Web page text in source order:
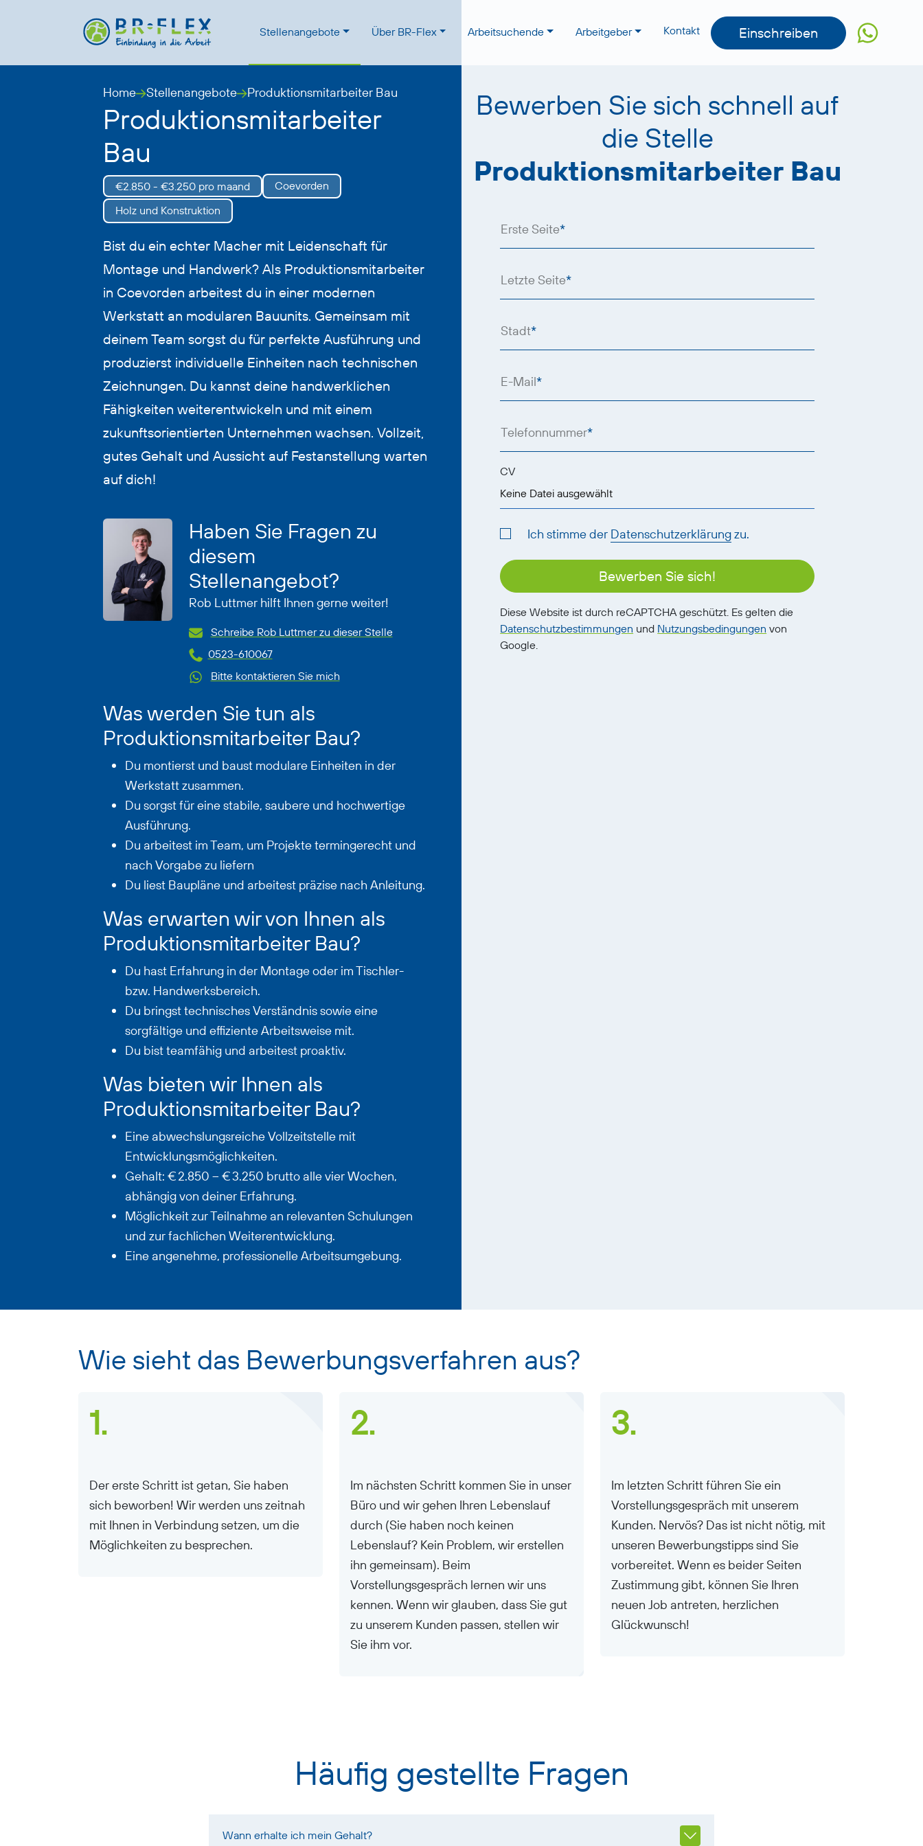
Stellenangebote Über BR-Flex Arbeitsuchende Arbeitgeber Kontakt Einschreiben
Home Stellenangebote Produktionsmitarbeiter Bau
Produktionsmitarbeiter
Bau
€2.850 - €3.250 pro maand
Coevorden
Holz und Konstruktion
Bist du ein echter Macher mit Leidenschaft für
Montage und Handwerk? Als Produktionsmitarbeiter
in Coevorden arbeitest du in einer modernen
Werkstatt an modularen Bauunits. Gemeinsam mit
deinem Team sorgst du für perfekte Ausführung und
produzierst individuelle Einheiten nach technischen
Zeichnungen. Du kannst deine handwerklichen
Fähigkeiten weiterentwickeln und mit einem
zukunftsorientierten Unternehmen wachsen. Vollzeit,
gutes Gehalt und Aussicht auf Festanstellung warten
auf dich!
Haben Sie Fragen zu
diesem
Stellenangebot?
Rob Luttmer hilft Ihnen gerne weiter!
Schreibe Rob Luttmer zu dieser Stelle
0523-610067
Bitte kontaktieren Sie mich
Was werden Sie tun als
Produktionsmitarbeiter Bau?
Du montierst und baust modulare Einheiten in der
Werkstatt zusammen.
Du sorgst für eine stabile, saubere und hochwertige
Ausführung.
Du arbeitest im Team, um Projekte termingerecht und
nach Vorgabe zu liefern
Du liest Baupläne und arbeitest präzise nach Anleitung.
Was erwarten wir von Ihnen als
Produktionsmitarbeiter Bau?
Du hast Erfahrung in der Montage oder im Tischler-
bzw. Handwerksbereich.
Du bringst technisches Verständnis sowie eine
sorgfältige und effiziente Arbeitsweise mit.
Du bist teamfähig und arbeitest proaktiv.
Was bieten wir Ihnen als
Produktionsmitarbeiter Bau?
Eine abwechslungsreiche Vollzeitstelle mit
Entwicklungsmöglichkeiten.
Gehalt: € 2.850 – € 3.250 brutto alle vier Wochen,
abhängig von deiner Erfahrung.
Möglichkeit zur Teilnahme an relevanten Schulungen
und zur fachlichen Weiterentwicklung.
Eine angenehme, professionelle Arbeitsumgebung.
Bewerben Sie sich schnell auf
die Stelle
Produktionsmitarbeiter Bau
Erste Seite*
Letzte Seite*
Stadt*
E-Mail*
Telefonnummer*
CV
Keine Datei ausgewählt
Ich stimme der Datenschutzerklärungzu.
Bewerben Sie sich!
Diese Website ist durch reCAPTCHA geschützt. Es gelten die
Datenschutzbestimmungen und Nutzungsbedingungen von
Google.
Wie sieht das Bewerbungsverfahren aus?
1.
Der erste Schritt ist getan, Sie haben
sich beworben! Wir werden uns zeitnah
mit Ihnen in Verbindung setzen, um die
Möglichkeiten zu besprechen.
2.
Im nächsten Schritt kommen Sie in unser
Büro und wir gehen Ihren Lebenslauf
durch (Sie haben noch keinen
Lebenslauf? Kein Problem, wir erstellen
ihn gemeinsam). Beim
Vorstellungsgespräch lernen wir uns
kennen. Wenn wir glauben, dass Sie gut
zu unserem Kunden passen, stellen wir
Sie ihm vor.
3.
Im letzten Schritt führen Sie ein
Vorstellungsgespräch mit unserem
Kunden. Nervös? Das ist nicht nötig, mit
unseren Bewerbungstipps sind Sie
vorbereitet. Wenn es beider Seiten
Zustimmung gibt, können Sie Ihren
neuen Job antreten, herzlichen
Glückwunsch!
Häufig gestellte Fragen
Wann erhalte ich mein Gehalt?